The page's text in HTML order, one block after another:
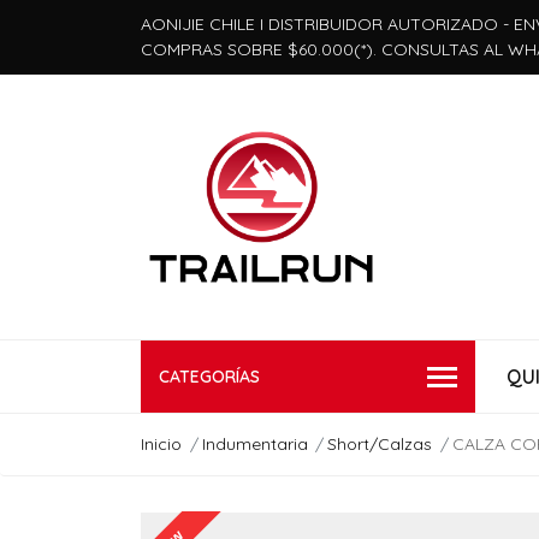
AONIJIE CHILE I DISTRIBUIDOR AUTORIZADO -
COMPRAS SOBRE $60.000(*). CONSULTAS AL
CATEGORÍAS
Inicio Indumentaria Short/Calzas CALZA